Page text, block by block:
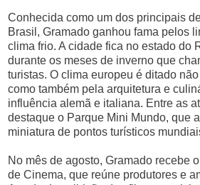
Conhecida como um dos principais
Brasil, Gramado ganhou fama pelos
clima frio. A cidade fica no estado do
durante os meses de inverno que
turistas. O clima europeu é ditado
como também pela arquitetura e
influência alemã e italiana. Entre as
destaque o Parque Mini Mundo, que
miniatura de pontos turísticos
No mês de agosto, Gramado recebe
de Cinema, que reúne produtores e